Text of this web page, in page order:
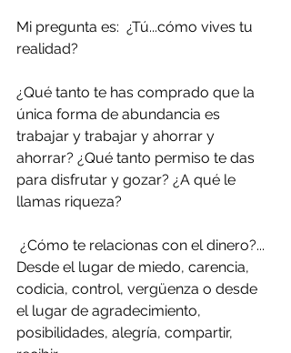
Mi pregunta es:  ¿Tú...cómo vives tu
realidad?
¿Qué tanto te has comprado que la
única forma de abundancia es
trabajar y trabajar y ahorrar y
ahorrar? ¿Qué tanto permiso te das
para disfrutar y gozar? ¿A qué le
llamas riqueza?
Desde el lugar de miedo, carencia,
codicia, control, vergüenza o desde
el lugar de agradecimiento,
posibilidades, alegría, compartir,